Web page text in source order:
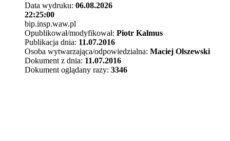
Data wydruku: 06.08.2026
22:25:00
bip.insp.waw.pl
Opublikował/modyfikował: Piotr Kalmus
Publikacja dnia: 11.07.2016
Osoba wytwarzająca/odpowiedzialna: Maciej Olszewski
Dokument z dnia: 11.07.2016
Dokument oglądany razy: 3346